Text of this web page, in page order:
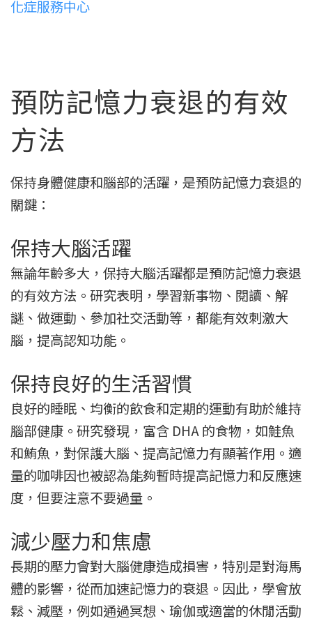
化症服務中心
預防記憶力衰退的有效
方法
保持身體健康和腦部的活躍，是預防記憶力衰退的
關鍵：
保持大腦活躍
無論年齡多大，保持大腦活躍都是預防記憶力衰退
的有效方法。研究表明，學習新事物、閱讀、解
謎、做運動、參加社交活動等，都能有效刺激大
腦，提高認知功能。
保持良好的生活習慣
良好的睡眠、均衡的飲食和定期的運動有助於維持
腦部健康。研究發現，富含 DHA 的食物，如鮭魚
和鮪魚，對保護大腦、提高記憶力有顯著作用。適
量的咖啡因也被認為能夠暫時提高記憶力和反應速
度，但要注意不要過量。
減少壓力和焦慮
長期的壓力會對大腦健康造成損害，特別是對海馬
體的影響，從而加速記憶力的衰退。因此，學會放
鬆、減壓，例如通過冥想、瑜伽或適當的休閒活動